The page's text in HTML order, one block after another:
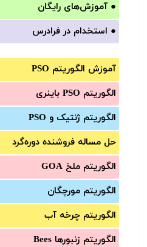
● آموزش‌های رایگان
● استخدام در فرادرس
آموزش الگوریتم PSO
الگوریتم PSO باینری
الگوریتم ژنتیک و PSO
حل مساله فروشنده دوره‌گرد
الگوریتم ملخ GOA
الگوریتم مورچگان
الگوریتم چرخه آب
الگوریتم زنبورها Bees